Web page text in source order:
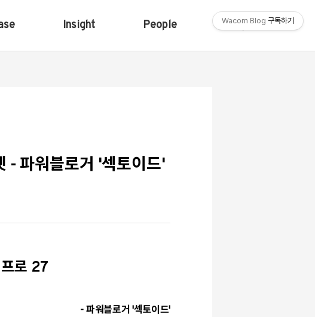
Insight People Shop
- 파워블로거 '섹토이드'
로 27
- 파워블로거 '섹토이드'
Wacom Blog 구독하기